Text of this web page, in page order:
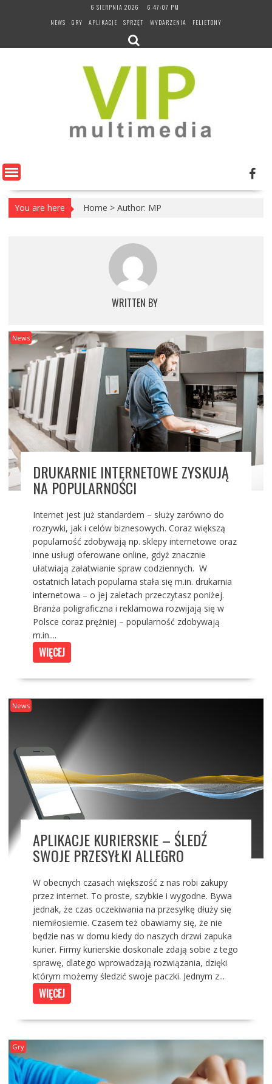
6 SIERPNIA 2026
6:47:08 PM
NEWS
GRY APLIKACJE SPRZĘT WYDARZENIA FELIETONY
You are here Home > Author: MP
WRITTEN BY
News
DRUKARNIE INTERNETOWE ZYSKUJĄ
NA POPULARNOŚCI
Internet jest już standardem – służy zarówno do
rozrywki, jak i celów biznesowych. Coraz większą
popularność zdobywają np. sklepy internetowe oraz
inne usługi oferowane online, gdyż znacznie
ułatwiają załatwianie spraw codziennych. W
ostatnich latach popularna stała się m.in. drukarnia
internetowa – o jej zaletach przeczytasz poniżej.
Branża poligraficzna i reklamowa rozwijają się w
Polsce coraz prężniej – popularność zdobywają
m.in....
WIĘCEJ
News
APLIKACJE KURIERSKIE – ŚLEDŹ
SWOJE PRZESYŁKI ALLEGRO
W obecnych czasach większość z nas robi zakupy
przez internet. To proste, szybkie i wygodne. Bywa
jednak, że czas oczekiwania na przesyłkę dłuży się
niemiłosiernie. Czasem też obawiamy się, że nie
będzie nas w domu kiedy do naszych drzwi zapuka
kurier. Firmy kurierskie doskonale zdają sobie z tego
sprawę, dlatego wprowadzają rozwiązania, dzięki
którym możemy śledzić swoje paczki. Jednym z...
WIĘCEJ
Gry